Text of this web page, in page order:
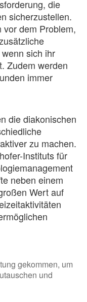
die
sicherzustellen.
dem Problem,
sich ihr
Zudem werden
immer
die diakonischen
zu machen.
Instituts für
neben einem
Wert auf
gekommen, um
und